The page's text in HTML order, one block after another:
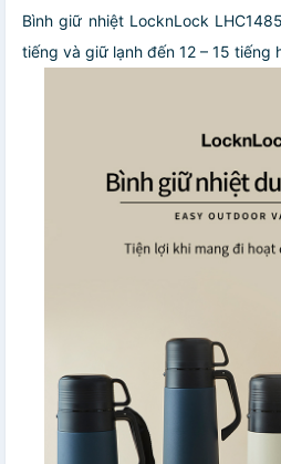
Bình giữ nhiệt LocknLock
tiếng và giữ lạnh đến 12 – 15 tiếng